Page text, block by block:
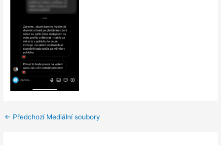
← Předchozí Mediální soubory